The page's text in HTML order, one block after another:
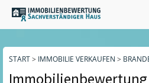
START> IMMOBILIE VERKAUFEN >
Immobilienbewertung